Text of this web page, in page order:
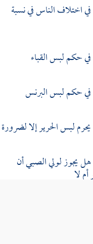
اختلاف الناس في نسبة
حكم لبس القباء
حكم لبس البرنس
لبس الحرير إلا لضرورة
يجوز لولي الصبي أن
لا